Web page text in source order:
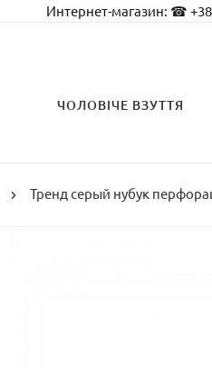
Интернет-магазин: ☎ +38
ЧОЛОВІЧЕ ВЗУТТЯ
Тренд серый нубук